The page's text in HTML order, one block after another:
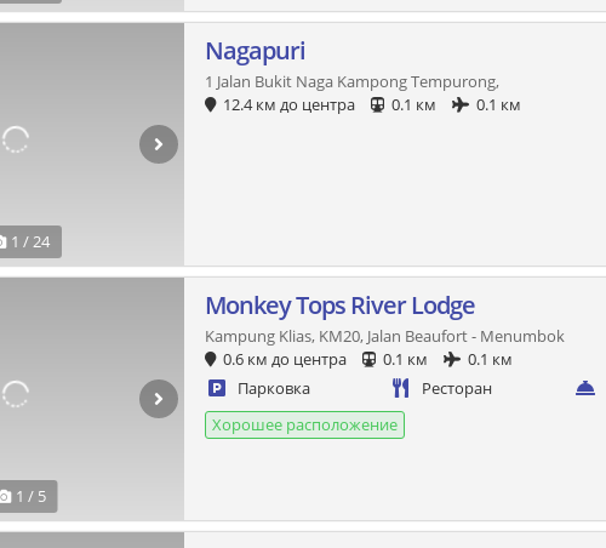
1 / 24
Nagapuri
1 Jalan Bukit Naga Kampong Tempurong,
12.4 км до центра
0.1 км 0.1 км
1 / 5
Monkey Tops River Lodge
Kampung Klias, KM20, Jalan Beaufort - Menumbok
0.6 км до центра
0.1 км
0.1 км
Парковка
Ресторан
Хорошее расположение